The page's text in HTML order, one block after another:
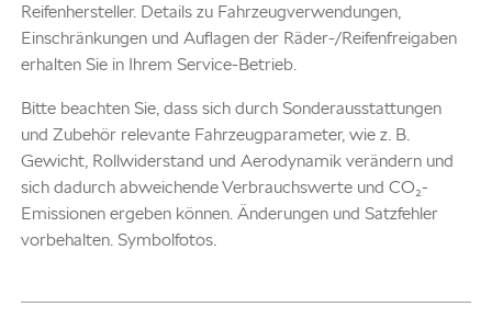
Reifenhersteller. Details zu Fahrzeugverwendungen,
Einschränkungen und Auflagen der Räder-/Reifenfreigaben
erhalten Sie in Ihrem Service-Betrieb.
Bitte beachten Sie, dass sich durch Sonderausstattungen
und Zubehör relevante Fahrzeugparameter, wie z. B.
Gewicht, Rollwiderstand und Aerodynamik verändern und
sich dadurch abweichende Verbrauchswerte und CO₂-
Emissionen ergeben können. Änderungen und Satzfehler
vorbehalten. Symbolfotos.